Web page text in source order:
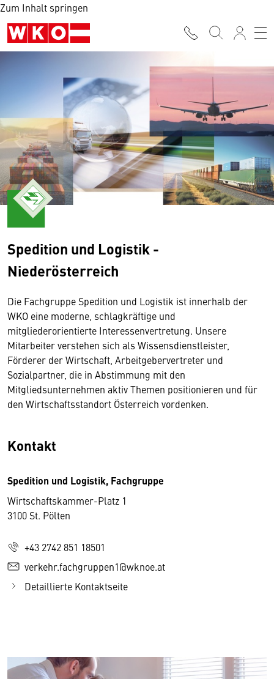
Zum Inhalt springen
Spedition und Logistik -
Niederösterreich
Die Fachgruppe Spedition und Logistik ist innerhalb der
WKO eine moderne, schlagkräftige und
mitgliederorientierte Interessenvertretung. Unsere
Mitarbeiter verstehen sich als Wissensdienstleister,
Förderer der Wirtschaft, Arbeitgebervertreter und
Sozialpartner, die in Abstimmung mit den
Mitgliedsunternehmen aktiv Themen positionieren und für
den Wirtschaftsstandort Österreich vordenken.
Kontakt
Spedition und Logistik, Fachgruppe
Wirtschaftskammer-Platz 1
3100 St. Pölten
+43 2742 851 18501
verkehr.fachgruppen1@wknoe.at
Detaillierte Kontaktseite